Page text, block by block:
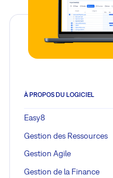
À PROPOS DU LOGICIEL
Easy8
Gestion des Ressources
Gestion Agile
Gestion de la Finance